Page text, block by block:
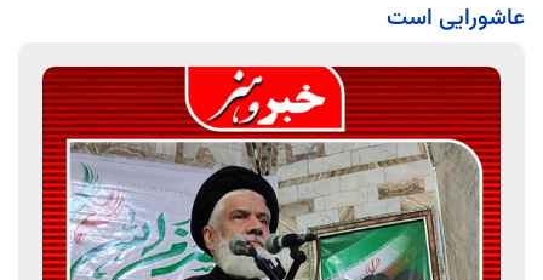
عاشورایی است